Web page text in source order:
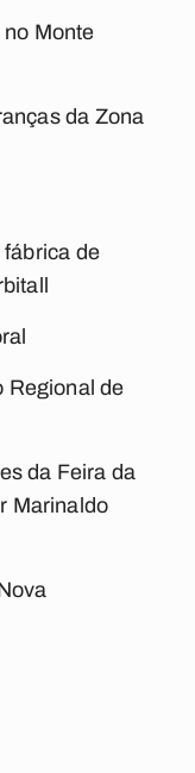
Monte
da Zona
de
Regional de
da Feira da
Marinaldo